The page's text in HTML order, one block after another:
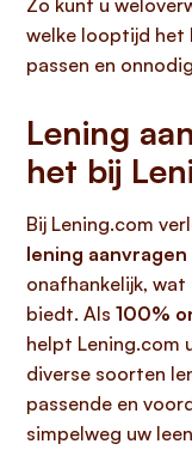
Zo kunt u
welke looptijd het
passen en
Lening
het bij
Bij Lening.com
lening aanvragen
onafhankelijk,
biedt. Als 100%
helpt Lening.com
diverse soorten
passende en
simpelweg uw